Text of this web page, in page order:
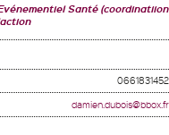
Santé (coordinatiion
0661831452
damien.dubois@bbox.fr